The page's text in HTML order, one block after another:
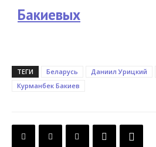
Бакиевых
ТЕГИ Беларусь Даниил Урицкий
Курманбек Бакиев